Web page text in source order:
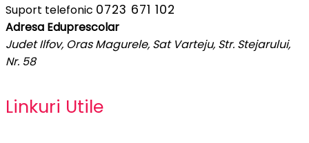
Suport telefonic 0723 671 102
Adresa Eduprescolar
Judet Ilfov, Oras Magurele, Sat Varteju, Str. Stejarului,
Nr. 58
Linkuri Utile